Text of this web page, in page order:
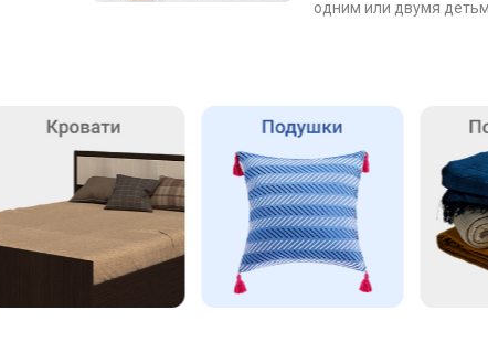
одним или двумя